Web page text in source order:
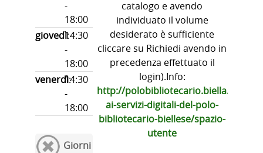
-
18:00
giovedì:
14:30
-
18:00
venerdì:
14:30
-
18:00
Giorni
catalogo e avendo
individuato il volume
desiderato è sufficiente
cliccare su Richiedi avendo in
precedenza effettuato il
login).Info:
http://polobibliotecario.biella.it/
ai-servizi-digitali-del-polo-
bibliotecario-biellese/spazio-
utente